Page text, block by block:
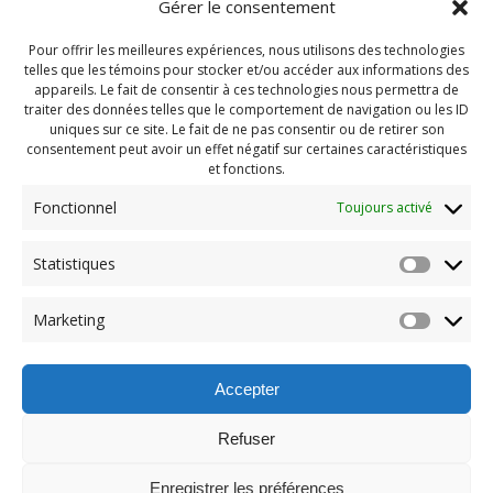
Gérer le consentement
Pour offrir les meilleures expériences, nous utilisons des technologies
telles que les témoins pour stocker et/ou accéder aux informations des
appareils. Le fait de consentir à ces technologies nous permettra de
traiter des données telles que le comportement de navigation ou les ID
uniques sur ce site. Le fait de ne pas consentir ou de retirer son
consentement peut avoir un effet négatif sur certaines caractéristiques
et fonctions.
Fonctionnel Toujours activé
Statistiques
Marketing
Accepter
Refuser
Enregistrer les préférences
Navigation
de
l'article
Previous:
post: